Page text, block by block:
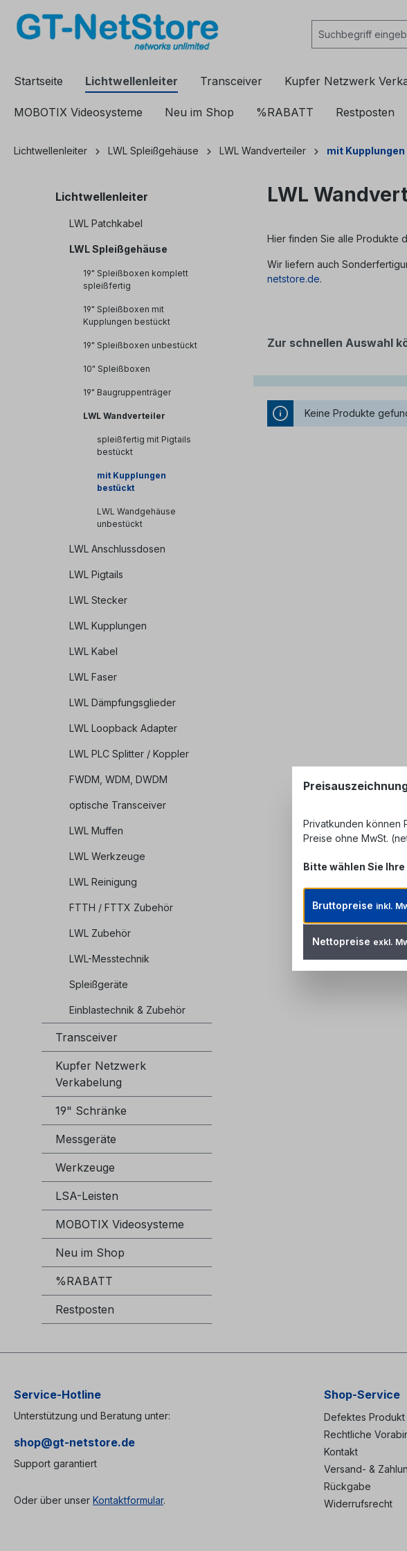
Zur Hauptnavigation springen
Startseite Lichtwellenleiter Transceiver Kupfer Netzwerk
MOBOTIX Videosysteme Neu im Shop %RABATT Restposten
Lichtwellenleiter LWL Spleißgehäuse LWL Wandverteiler mit
Lichtwellenleiter
LWL Patchkabel
LWL Spleißgehäuse
19" Spleißboxen komplett
spleißfertig
19" Spleißboxen mit
Kupplungen bestückt
19" Spleißboxen unbestückt
10" Spleißboxen
19" Baugruppenträger
LWL Wandverteiler
spleißfertig mit Pigtails
bestückt
mit Kupplungen
bestückt
LWL Wandgehäuse
unbestückt
LWL Anschlussdosen
LWL Pigtails
LWL Stecker
LWL Kupplungen
LWL Kabel
LWL Faser
LWL Dämpfungsglieder
LWL Loopback Adapter
LWL PLC Splitter / Koppler
FWDM, WDM, DWDM
optische Transceiver
LWL Muffen
LWL Werkzeuge
LWL Reinigung
FTTH / FTTX Zubehör
LWL Zubehör
LWL-Messtechnik
Spleißgeräte
Einblastechnik & Zubehör
Transceiver
Kupfer Netzwerk
Verkabelung
19" Schränke
Messgeräte
Werkzeuge
LSA-Leisten
MOBOTIX Videosysteme
Neu im Shop
%RABATT
Restposten
LWL
Hier finden Sie alle Produkte
Wir liefern auch
netstore.de.
Zur schnellen Auswahl
Keine Produkte
Service-Hotline
Unterstützung und Beratung unter:
shop@gt-netstore.de
Support garantiert
Oder über unser Kontaktformular.
Shop-Service
Defektes Produkt
Rechtliche
Kontakt
Versand- &
Rückgabe
Widerrufsrecht
Privatkunden können
Preise ohne MwSt.
Bitte wählen Sie
Bruttopreise inkl.
Nettopreise exkl.